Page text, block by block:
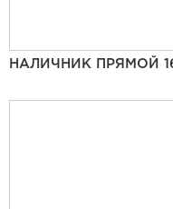
НАЛИЧНИК ПРЯМОЙ